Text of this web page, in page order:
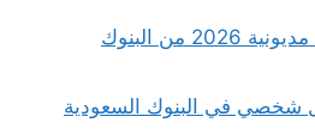
مقارنة أقل نسبة شراء مديونية 2026 من البنوك
شخصي في البنوك السعودية